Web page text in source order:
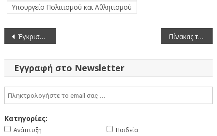
Υπουργείο Πολιτισμού και Αθλητισμού
Πλοήγηση
άρθρων
Έγκριση Περιβαλλοντικών Όρων για το έργο: Μονάδα Αποθήκευσης Ηλεκτρικής Ενέργειας ισχύος 15,00MW στη θέση «ΠΟΛΥΦΥΤΟ» της Δ.Ε. Σερβίων Πίνακας των συζητηθέντων θεμάτων κατά την 33η/18-12-2024 συνεδρίαση του Περιφερειακού Συμβουλίου Δυτικής Μακεδονίας
Εγγραφή στο Newsletter
Κατηγορίες:
Ανάπτυξη
Παιδεία